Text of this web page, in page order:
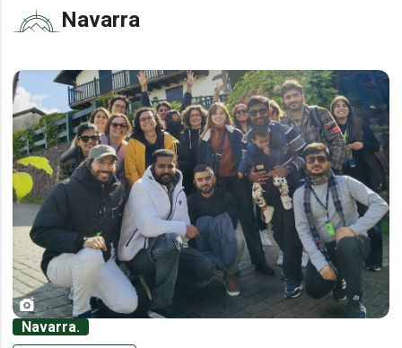
Navarra
Navarra.